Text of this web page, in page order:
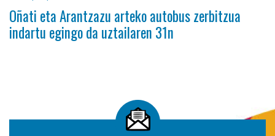
Oñati eta Arantzazu arteko autobus zerbitzua
indartu egingo da uztailaren 31n